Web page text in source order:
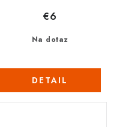
Na dotaz
€6
DETAIL